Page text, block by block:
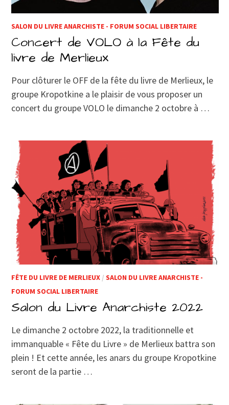
SALON DU LIVRE ANARCHISTE - FORUM SOCIAL LIBERTAIRE
Concert de VOLO à la Fête du
livre de Merlieux
Pour clôturer le OFF de la fête du livre de Merlieux, le
groupe Kropotkine a le plaisir de vous proposer un
concert du groupe VOLO le dimanche 2 octobre à …
FÊTE DU LIVRE DE MERLIEUX /SALON DU LIVRE ANARCHISTE -
FORUM SOCIAL LIBERTAIRE
Salon du Livre Anarchiste 2022
Le dimanche 2 octobre 2022, la traditionnelle et
immanquable « Fête du Livre » de Merlieux battra son
plein ! Et cette année, les anars du groupe Kropotkine
seront de la partie …